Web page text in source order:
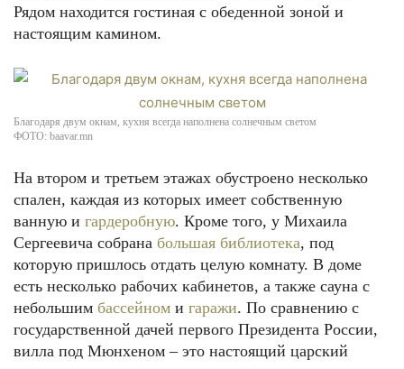
Рядом находится гостиная с обеденной зоной и
настоящим камином.
Благодаря двум окнам, кухня всегда наполнена солнечным светом
ФОТО: baavar.mn
На втором и третьем этажах обустроено несколько
спален, каждая из которых имеет собственную
ванную и гардеробную. Кроме того, у Михаила
Сергеевича собрана большая библиотека, под
которую пришлось отдать целую комнату. В доме
есть несколько рабочих кабинетов, а также сауна с
небольшим бассейном и гаражи. По сравнению с
государственной дачей первого Президента России,
вилла под Мюнхеном – это настоящий царский